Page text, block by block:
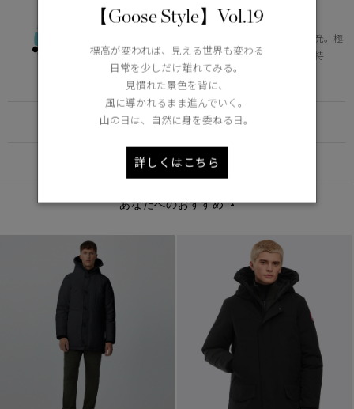
-15°C / -25°C
北極圏で活動する人々のデータを元に開発。極
寒地のデイリー使いに適した保温性を維持
Learn more about TEI
FUNCTION
DETAIL
あなたへのおすすめ
【Goose Style】Vol.19
標高が変われば、見える世界も変わる
日常を少しだけ離れてみる。
見慣れた景色を背に、
風に導かれるまま進んでいく。
山の日は、自然に身を委ねる日。
詳しくはこちら